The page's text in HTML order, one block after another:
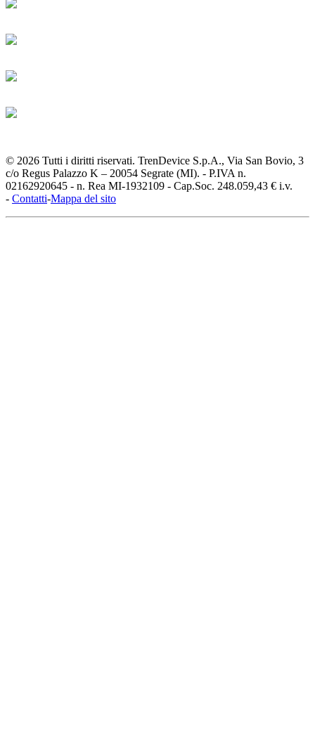
© 2026 Tutti i diritti riservati. TrenDevice S.p.A., Via San Bovio, 3
c/o Regus Palazzo K – 20054 Segrate (MI). - P.IVA n.
02162920645 - n. Rea MI-1932109 - Cap.Soc. 248.059,43 € i.v.
- Contatti-Mappa del sito